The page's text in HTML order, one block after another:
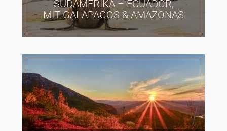
SÜDAMERIKA – ECUADOR,
MIT GALAPAGOS & AMAZONAS